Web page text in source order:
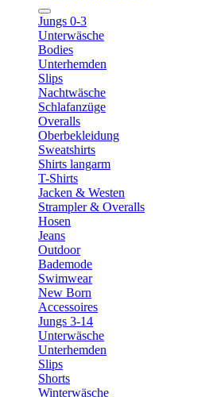
Jungs 0-3
Unterwäsche
Bodies
Unterhemden
Slips
Nachtwäsche
Schlafanzüge
Overalls
Oberbekleidung
Sweatshirts
Shirts langarm
T-Shirts
Jacken & Westen
Strampler & Overalls
Hosen
Jeans
Outdoor
Bademode
Swimwear
New Born
Accessoires
Jungs 3-14
Unterwäsche
Unterhemden
Slips
Shorts
Winterwäsche